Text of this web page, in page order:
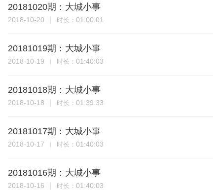
20181020期：大城小事
2018-10-20 时长： 01:00:01
20181019期：大城小事
2018-10-19 时长： 01:40:03
20181018期：大城小事
2018-10-18 时长： 01:39:33
20181017期：大城小事
2018-10-17 时长： 01:40:03
20181016期：大城小事
2018-10-16 时长： 01:40:03